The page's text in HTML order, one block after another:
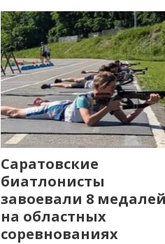
Саратовские
биатлонисты
завоевали 8 медалей
на областных
соревнованиях